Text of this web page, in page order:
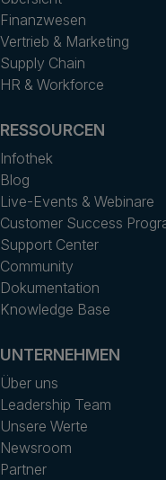
Finanzwesen
Vertrieb & Marketing
Supply Chain
HR & Workforce
RESSOURCEN
Infothek
Blog
Live-Events & Webinare
Customer Success
Support Center
Community
Dokumentation
Knowledge Base
UNTERNEHMEN
Über uns
Leadership Team
Unsere Werte
Newsroom
Partner